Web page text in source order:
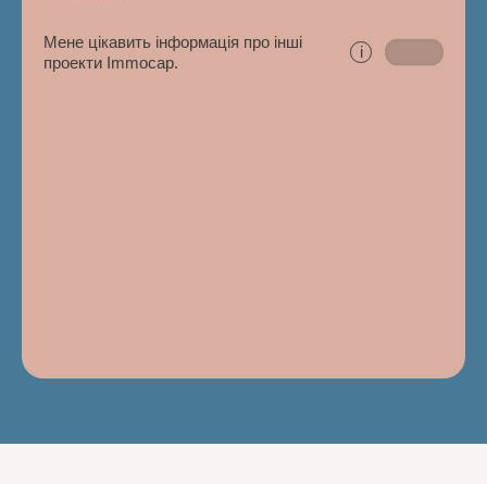
Мене цікавить інформація про інші
проекти Immocap.
i